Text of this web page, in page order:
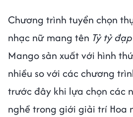
Chương trình tuyển chọn
nhạc nữ mang tên Tỷ tỷ
Mango sản xuất với hình
nhiều so với các chương
trước đây khi lựa chọn các
nghề trong giới giải trí Hoa